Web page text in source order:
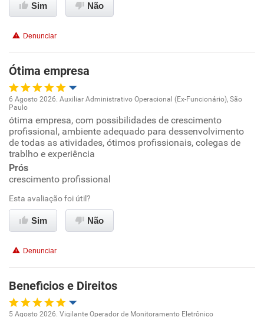
Conciliação com a vida familiar
Recomenda esta empresa
Recomenda a diretoria
Sim Não
Denunciar
Ótima empresa
Oportunidade de promoção
Ambiente de trabalho
Conciliação com a vida familiar
Benefícios
Recomenda esta empresa
Recomenda a diretoria
6 Agosto 2026. Auxiliar Administrativo Operacional (Ex-Funcionário), São
Paulo
ótima empresa, com possibilidades de crescimento
profissional, ambiente adequado para dessenvolvimento
de todas as atividades, ótimos profissionais, colegas de
trablho e experiência
Prós
crescimento profissional
Esta avaliação foi útil?
Sim Não
Denunciar
Beneficios e Direitos
5 Agosto 2026. Vigilante Operador de Monitoramento Eletrônico